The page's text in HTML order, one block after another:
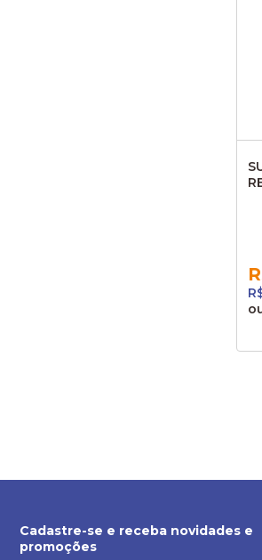
Cadastre-se e receba novidades e
promoções